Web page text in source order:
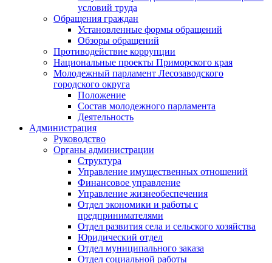
условий труда
Обращения граждан
Установленные формы обращений
Обзоры обращений
Противодействие коррупции
Национальные проекты Приморского края
Молодежный парламент Лесозаводского
городского округа
Положение
Состав молодежного парламента
Деятельность
Администрация
Руководство
Органы администрации
Структура
Управление имущественных отношений
Финансовое управление
Управление жизнеобеспечения
Отдел экономики и работы с
предпринимателями
Отдел развития села и сельского хозяйства
Юридический отдел
Отдел муниципального заказа
Отдел социальной работы